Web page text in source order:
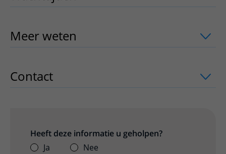
Meer weten uitklapper, klik om te
Contact uitklapper, klik om te openen
Heeft deze informatie u geholpen?
Ja
Nee